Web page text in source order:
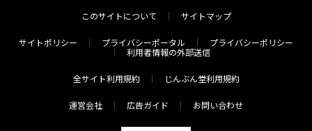
このサイトについて サイトマップ
サイトポリシー プライバシーポータル
プライバシーポリシー
利用者情報の外部送信
全サイト利用規約 じんぶん堂利用規約
運営会社 広告ガイド お問い合わせ